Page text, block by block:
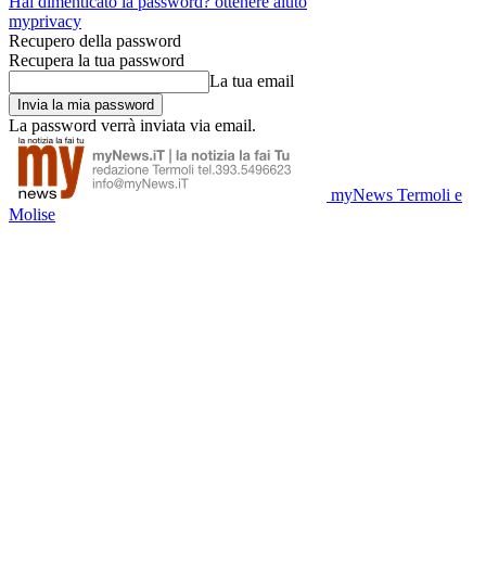
myprivacy
Recupero della password
Recupera la tua password
La tua email
La password verrà inviata via email.
myNews Termoli e
Molise